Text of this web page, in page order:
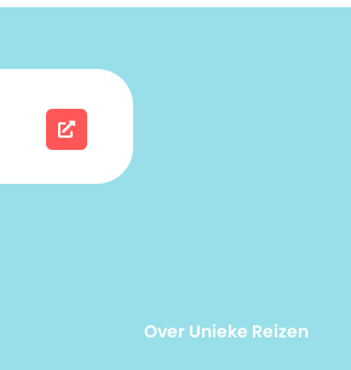
Over Unieke Reizen